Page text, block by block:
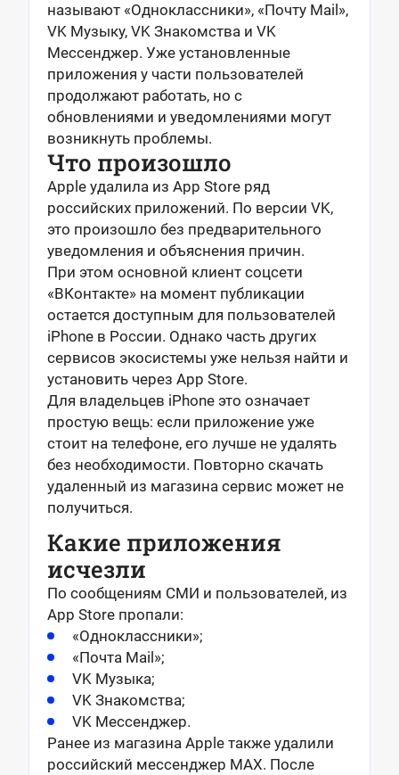
называют «Одноклассники», «Почту Mail»,
VK Музыку, VK Знакомства и VK
Мессенджер. Уже установленные
приложения у части пользователей
продолжают работать, но с
обновлениями и уведомлениями могут
возникнуть проблемы.
Что произошло
Apple удалила из App Store ряд
российских приложений. По версии VK,
это произошло без предварительного
уведомления и объяснения причин.
При этом основной клиент соцсети
«ВКонтакте» на момент публикации
остается доступным для пользователей
iPhone в России. Однако часть других
сервисов экосистемы уже нельзя найти и
установить через App Store.
Для владельцев iPhone это означает
простую вещь: если приложение уже
стоит на телефоне, его лучше не удалять
без необходимости. Повторно скачать
удаленный из магазина сервис может не
получиться.
Какие приложения
исчезли
По сообщениям СМИ и пользователей, из
App Store пропали:
«Одноклассники»;
«Почта Mail»;
VK Музыка;
VK Знакомства;
VK Мессенджер.
Ранее из магазина Apple также удалили
российский мессенджер MAX. После